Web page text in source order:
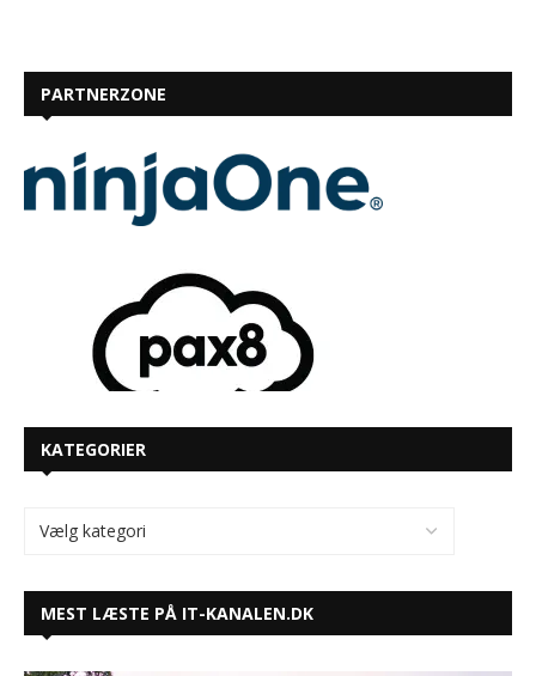
PARTNERZONE
KATEGORIER
MEST LÆSTE PÅ IT-KANALEN.DK